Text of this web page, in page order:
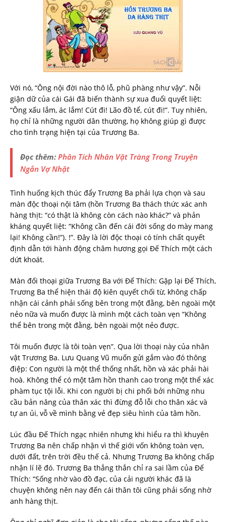
Với nó, “Ông nội đời nào thô lỗ, phũ phàng như vậy”. Nỗi
giận dữ của cái Gái đã biến thành sự xua đuổi quyết liệt:
“Ông xấu lắm, ác lắm! Cút đi! Lão đồ tể, cút đi!”. Tuy nhiên,
họ chỉ là những người dân thường, họ không giúp gì được
cho tình trạng hiện tại của Trương Ba.
Đọc thêm: Phân Tích Nhân Vật Tràng Trong Truyện
Ngắn Vợ Nhặt
Tình huống kịch thúc đẩy Trương Ba phải lựa chọn và sau
màn độc thoại nội tâm (hồn Trương Ba thách thức xác anh
hàng thịt: “có thật là không còn cách nào khác?” và phản
kháng quyết liệt: “Không cần đến cái đời sống do mày mang
lại! Không cần!”). !”. Đây là lời độc thoại có tính chất quyết
định dẫn tới hành động châm hương gọi Đế Thích một cách
dứt khoát.
Màn đối thoại giữa Trương Ba với Đế Thích: Gặp lại Đế Thích,
Trương Ba thể hiện thái độ kiên quyết chối từ, không chấp
nhận cái cảnh phải sống bên trong một đằng, bên ngoài một
nẻo nữa và muốn được là mình một cách toàn vẹn “Không
thể bên trong một đằng, bên ngoài một nẻo được.
Tôi muốn được là tôi toàn vẹn”. Qua lời thoại này của nhân
vật Trương Ba. Lưu Quang Vũ muốn gửi gắm vào đó thông
điệp: Con người là một thể thống nhất, hồn và xác phải hài
hoà. Không thể có một tâm hồn thanh cao trong một thể xác
phàm tục tội lỗi. Khi con người bị chi phối bởi những nhu
cầu bản năng của thân xác thì đừng đỗ lỗi cho thân xác và
tự an ủi, vỗ về mình bằng vẻ đẹp siêu hình của tâm hồn.
Lúc đầu Đế Thích ngạc nhiên nhưng khi hiểu ra thì khuyên
Trương Ba nên chấp nhận vì thế giới vốn không toàn vẹn,
dưới đất, trên trời đều thế cả. Nhưng Trương Ba không chấp
nhận lí lẽ đó. Trương Ba thẳng thắn chỉ ra sai lầm của Đế
Thích: “Sống nhờ vào đồ đạc, của cải người khác đã là
chuyện không nên nay đến cái thân tôi cũng phải sống nhờ
anh hàng thịt.